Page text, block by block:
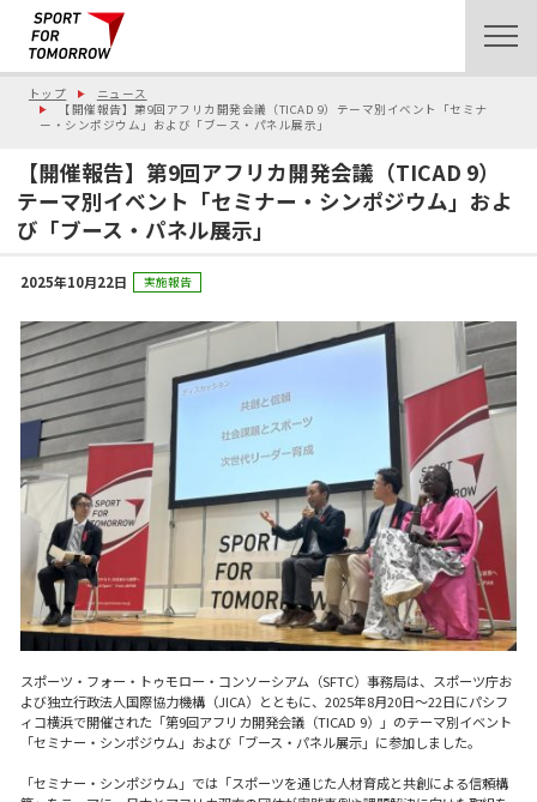
トップ
ニュース
【開催報告】第9回アフリカ開発会議（TICAD 9）テーマ別イベント「セミナ
ー・シンポジウム」および「ブース・パネル展示」
【開催報告】第9回アフリカ開発会議（TICAD 9）
テーマ別イベント「セミナー・シンポジウム」およ
び「ブース・パネル展示」
2025年10月22日 実施報告
スポーツ・フォー・トゥモロー・コンソーシアム（SFTC）事務局は、スポーツ庁お
よび独立行政法人国際協力機構（JICA）とともに、2025年8月20日～22日にパシフ
ィコ横浜で開催された「第9回アフリカ開発会議（TICAD 9）」のテーマ別イベント
「セミナー・シンポジウム」および「ブース・パネル展示」に参加しました。
「セミナー・シンポジウム」では「スポーツを通じた人材育成と共創による信頼構